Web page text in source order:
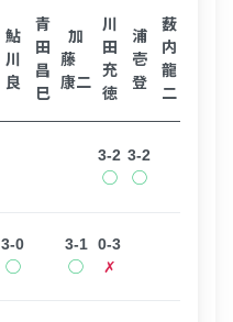
鮎
川
良
青
田
昌
巳
加
藤
康二
川
田
充
徳
浦
壱
登
薮
内
龍
二
3-2
◯
3-2
◯
3-0
◯
3-1
◯
0-3
✗